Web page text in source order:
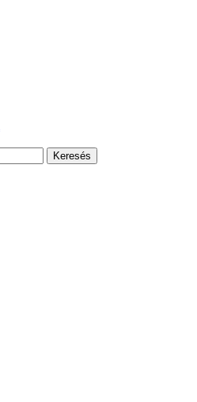
Keresés